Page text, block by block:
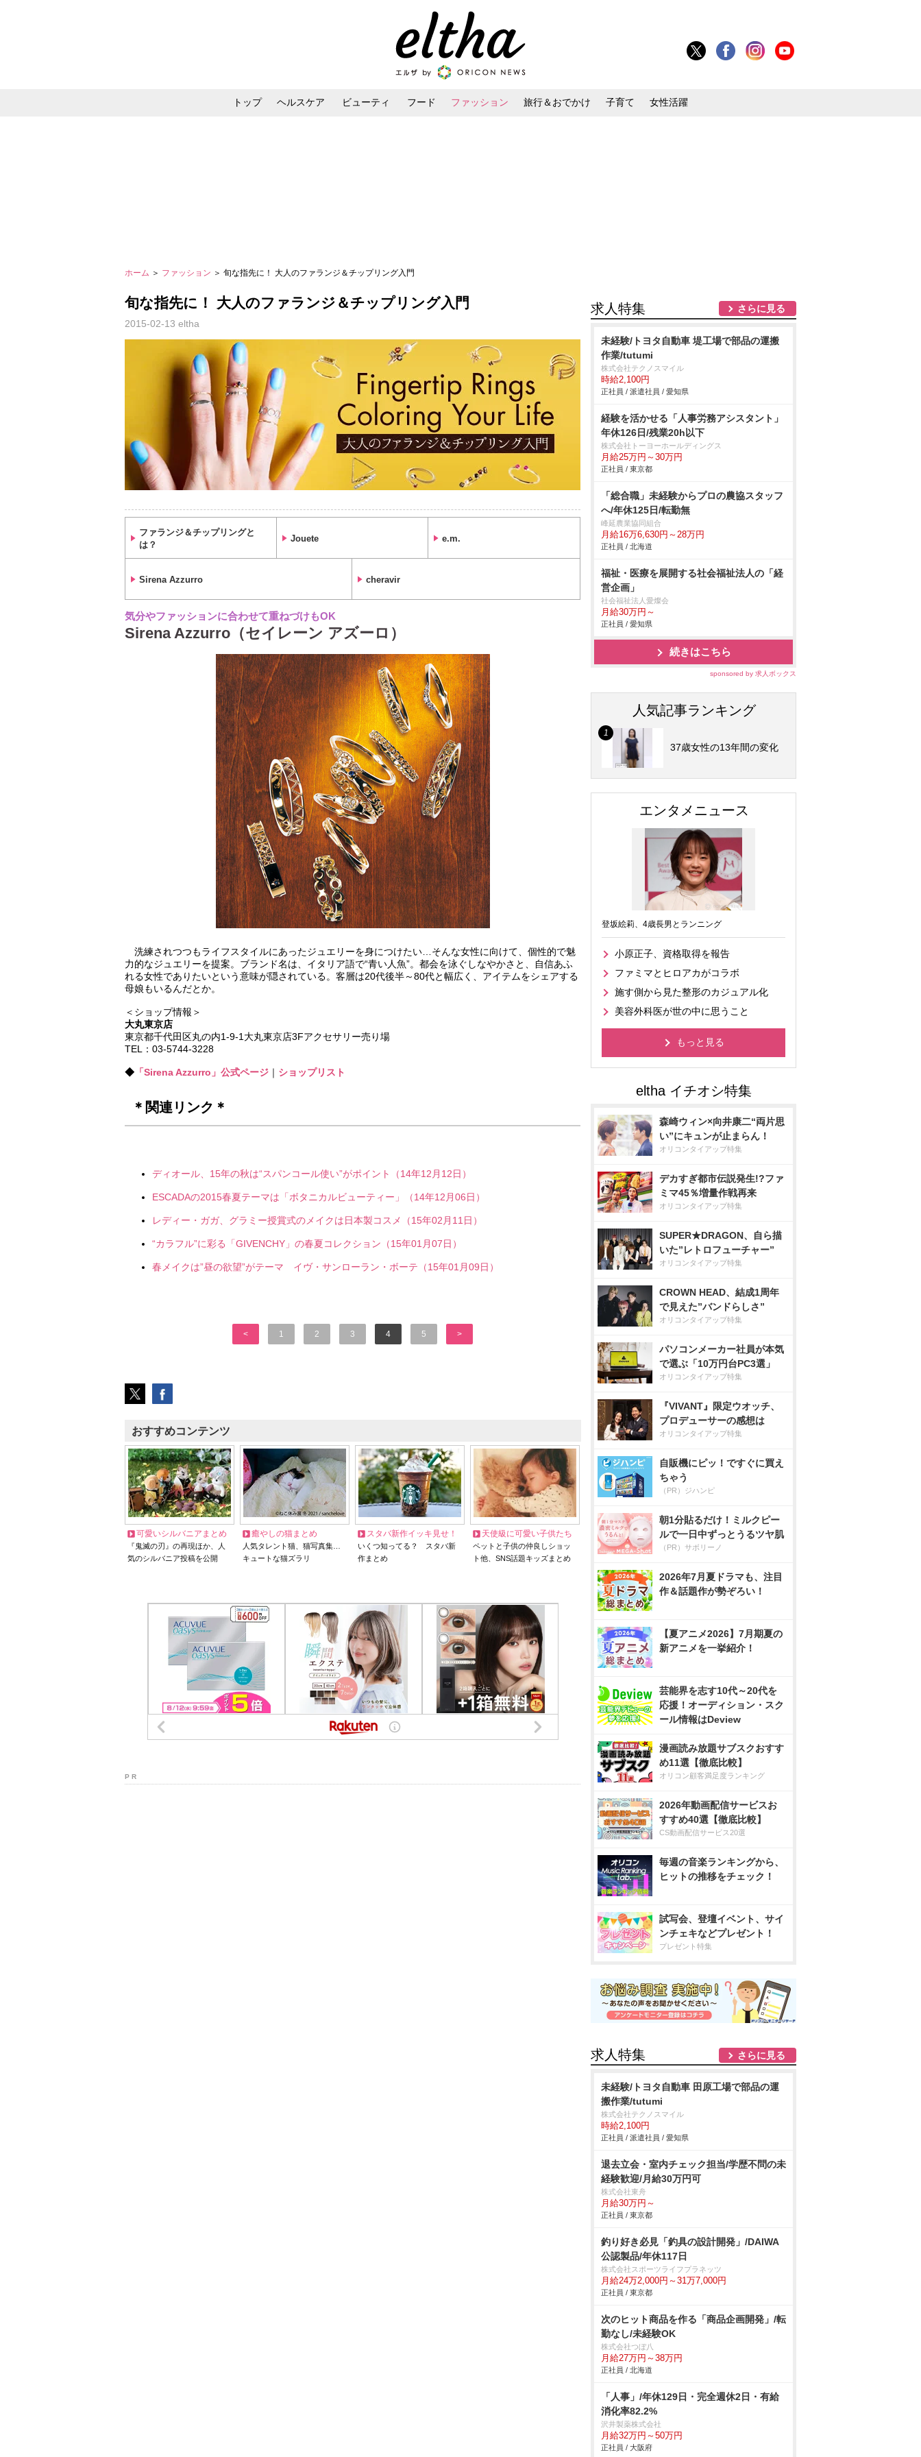
トップ ヘルスケア ビューティ フード ファッション 旅行＆おでかけ 子育て 女性活躍
ホーム ＞ ファッション ＞ 旬な指先に！ 大人のファランジ＆チップリング入門
旬な指先に！ 大人のファランジ＆チップリング入門
2015-02-13 eltha
ファランジ＆チップリングと
は？
Jouete e.m.
Sirena Azzurro cheravir
気分やファッションに合わせて重ねづけもOK
Sirena Azzurro（セイレーン アズーロ）
洗練されつつもライフスタイルにあったジュエリーを身につけたい…そんな女性に向けて、個性的で魅
力的なジュエリーを提案。ブランド名は、イタリア語で“青い人魚”。都会を泳ぐしなやかさと、自信あふ
れる女性でありたいという意味が隠されている。客層は20代後半～80代と幅広く、アイテムをシェアする
母娘もいるんだとか。
＜ショップ情報＞
大丸東京店
東京都千代田区丸の内1-9-1大丸東京店3Fアクセサリー売り場
TEL：03-5744-3228
◆ 「Sirena Azzurro」公式ページ ｜ ショップリスト
＊関連リンク＊
ディオール、15年の秋は“スパンコール使い”がポイント（14年12月12日）
ESCADAの2015春夏テーマは「ボタニカルビューティー」（14年12月06日）
レディー・ガガ、グラミー授賞式のメイクは日本製コスメ（15年02月11日）
“カラフル”に彩る「GIVENCHY」の春夏コレクション（15年01月07日）
春メイクは”昼の欲望”がテーマ イヴ・サンローラン・ボーテ（15年01月09日）
< 1 2 3 4 5 >
おすすめコンテンツ
可愛いシルバニアまとめ
『鬼滅の刃』の再現ほか、人
気のシルバニア投稿を公開
癒やしの猫まとめ
人気タレント猫、猫写真集…
キュートな猫ズラリ
スタバ新作イッキ見せ！
いくつ知ってる？ スタバ新
作まとめ
天使級に可愛い子供たち
ペットと子供の仲良しショッ
ト他、SNS話題キッズまとめ
P R
求人特集 さらに見る
未経験/トヨタ自動車 堤工場で部品の運搬
作業/tutumi
株式会社テクノスマイル
時給2,100円
正社員 / 派遣社員 / 愛知県
経験を活かせる「人事労務アシスタント」
年休126日/残業20h以下
株式会社トーヨーホールディングス
月給25万円～30万円
正社員 / 東京都
「総合職」未経験からプロの農協スタッフ
へ/年休125日/転勤無
峰延農業協同組合
月給16万6,630円～28万円
正社員 / 北海道
福祉・医療を展開する社会福祉法人の「経
営企画」
社会福祉法人愛燦会
月給30万円～
正社員 / 愛知県
続きはこちら
sponsored by 求人ボックス
人気記事ランキング
37歳女性の13年間の変化
エンタメニュース
登坂絵莉、4歳長男とランニング
小原正子、資格取得を報告
ファミマとヒロアカがコラボ
施す側から見た整形のカジュアル化
美容外科医が世の中に思うこと
もっと見る
森崎ウィン×向井康二“両片思
い”にキュンが止まらん！
オリコンタイアップ特集
デカすぎ都市伝説発生!?ファ
ミマ45％増量作戦再来
オリコンタイアップ特集
SUPER★DRAGON、自ら描
いた”レトロフューチャー”
オリコンタイアップ特集
CROWN HEAD、結成1周年
で見えた”バンドらしさ”
オリコンタイアップ特集
パソコンメーカー社員が本気
で選ぶ「10万円台PC3選」
オリコンタイアップ特集
『VIVANT』限定ウオッチ、
プロデューサーの感想は
オリコンタイアップ特集
自販機にピッ！ですぐに買え
ちゃう
（PR）ジハンピ
朝1分貼るだけ！ミルクピー
ルで一日中ずっとうるツヤ肌
（PR）サボリーノ
2026年7月夏ドラマも、注目
作＆話題作が勢ぞろい！
【夏アニメ2026】7月期夏の
新アニメを一挙紹介！
芸能界を志す10代～20代を
応援！オーディション・スク
ール情報はDeview
漫画読み放題サブスクおすす
め11選【徹底比較】
オリコン顧客満足度ランキング
2026年動画配信サービスお
すすめ40選【徹底比較】
CS動画配信サービス20選
毎週の音楽ランキングから、
ヒットの推移をチェック！
試写会、登壇イベント、サイ
ンチェキなどプレゼント！
プレゼント特集
求人特集 さらに見る
未経験/トヨタ自動車 田原工場で部品の運
搬作業/tutumi
株式会社テクノスマイル
時給2,100円
正社員 / 派遣社員 / 愛知県
退去立会・室内チェック担当/学歴不問の未
経験歓迎/月給30万円可
株式会社東舟
月給30万円～
正社員 / 東京都
釣り好き必見「釣具の設計開発」/DAIWA
公認製品/年休117日
株式会社スポーツライフプラネッツ
月給24万2,000円～31万7,000円
正社員 / 東京都
次のヒット商品を作る「商品企画開発」/転
勤なし/未経験OK
株式会社つぼ八
月給27万円～38万円
正社員 / 北海道
「人事」/年休129日・完全週休2日・有給
消化率82.2%
沢井製薬株式会社
月給32万円～50万円
正社員 / 大阪府